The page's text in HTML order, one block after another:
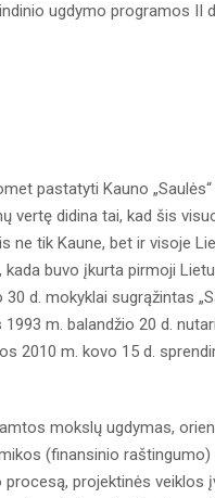
ugdymo programos II
pastatyti Kauno
vertę didina tai, kad šis
tik Kaune, bet ir visoje
buvo įkurta pirmoji
d. mokyklai sugrąžintas
m. balandžio 20 d.
2010 m. kovo 15 d.
mokslų ugdymas,
(finansinio raštingumo)
projektinės veiklos